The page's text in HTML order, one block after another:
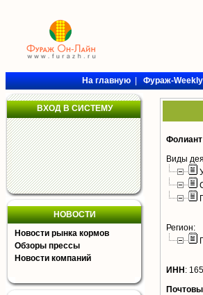
На главную|Фураж-Weekly
ВХОД В СИСТЕМУ
НОВОСТИ
Новости рынка кормов
Обзоры прессы
Новости компаний
Фолиант
Виды
Регион:
ИНН :